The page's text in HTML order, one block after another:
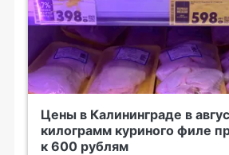
Цены в Калининграде в
килограмм куриного филе
к 600 рублям